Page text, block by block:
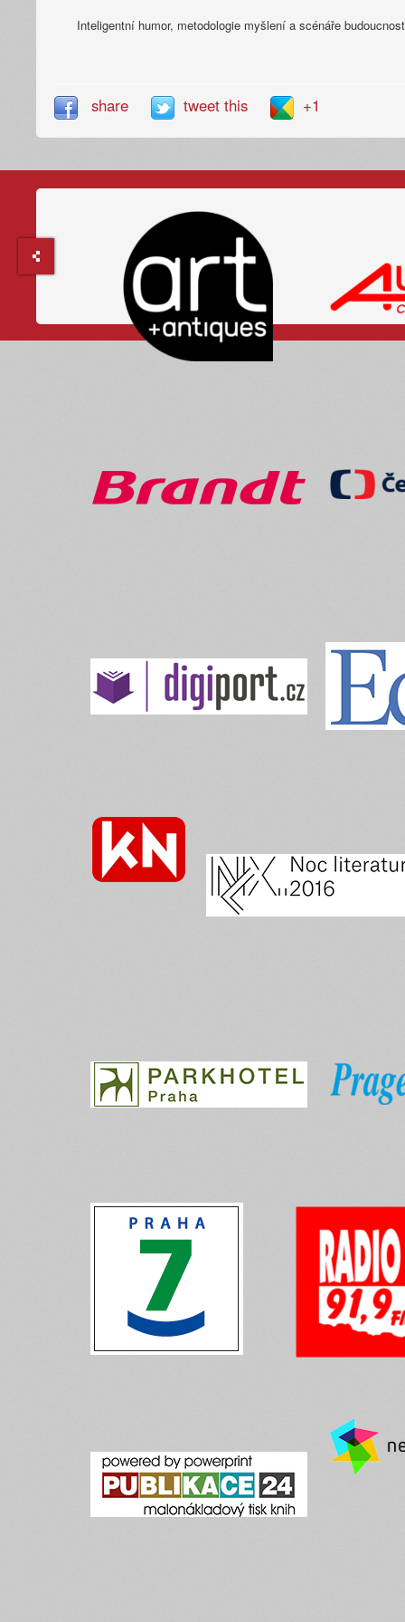
Inteligentní humor, metodologie myšlení a scénáře
share tweet this +1